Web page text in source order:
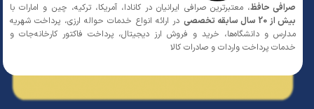
حافظ، معتبرترین صرافی ایرانیان در کانادا، آمریکا، ترکیه، چین و امارات با
سال سابقه تخصصی
در ارائه انواع خدمات حواله ارزی، پرداخت شهریه
و دانشگاه‌ها، خرید و فروش ارز دیجیتال، پرداخت فاکتور کارخانه‌جات و
پرداخت واردات و صادرات کالا